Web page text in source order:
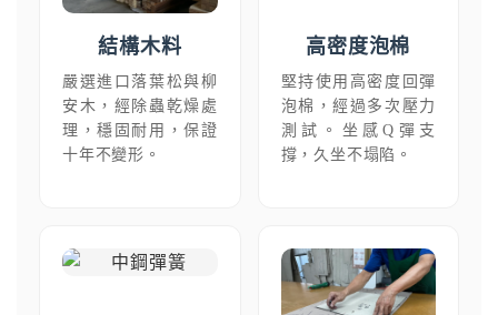
結構木料
嚴選進口落葉松與柳
安木，經除蟲乾燥處
理，穩固耐用，保證
十年不變形。
高密度泡棉
堅持使用高密度回彈
泡棉，經過多次壓力
測試。坐感Q彈支
撐，久坐不塌陷。